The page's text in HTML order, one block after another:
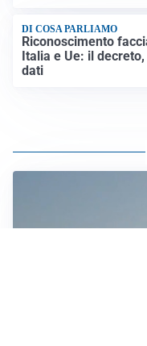
DI COSA PARLIAMO
Riconoscimento
Italia e Ue: il
dati